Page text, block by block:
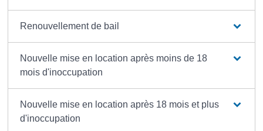
Renouvellement de bail
Nouvelle mise en location après moins de 18
mois d'inoccupation
Nouvelle mise en location après 18 mois et plus
d'inoccupation